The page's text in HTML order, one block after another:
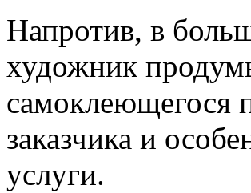
Напротив, в
художник
самоклеющегося
заказчика и
услуги.